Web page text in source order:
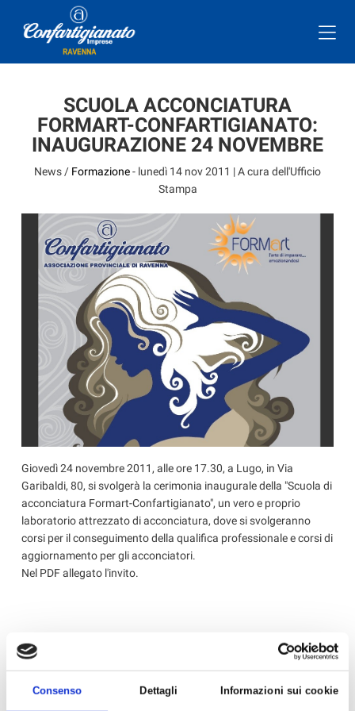
Consenso Dettagli Informazioni sui cookie
SCUOLA ACCONCIATURA
FORMART-CONFARTIGIANATO:
INAUGURAZIONE 24 NOVEMBRE
News / Formazione- lunedì 14 nov 2011 | A cura dell'Ufficio
Stampa
Giovedì 24 novembre 2011, alle ore 17.30, a Lugo, in Via
Garibaldi, 80, si svolgerà la cerimonia inaugurale della "Scuola di
acconciatura Formart-Confartigianato", un vero e proprio
laboratorio attrezzato di acconciatura, dove si svolgeranno
corsi per il conseguimento della qualifica professionale e corsi di
aggiornamento per gli acconciatori.
Nel PDF allegato l'invito.
Allegati